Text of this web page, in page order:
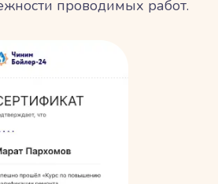
проводимых работ.